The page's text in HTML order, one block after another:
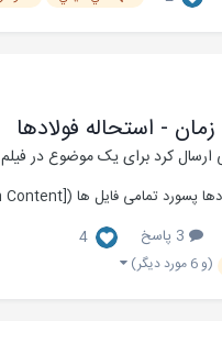
- استحاله فولادها
کرد برای یک موضوع درفیلم ها
3 پاسخ 4
(و 6 مورد دیگر)